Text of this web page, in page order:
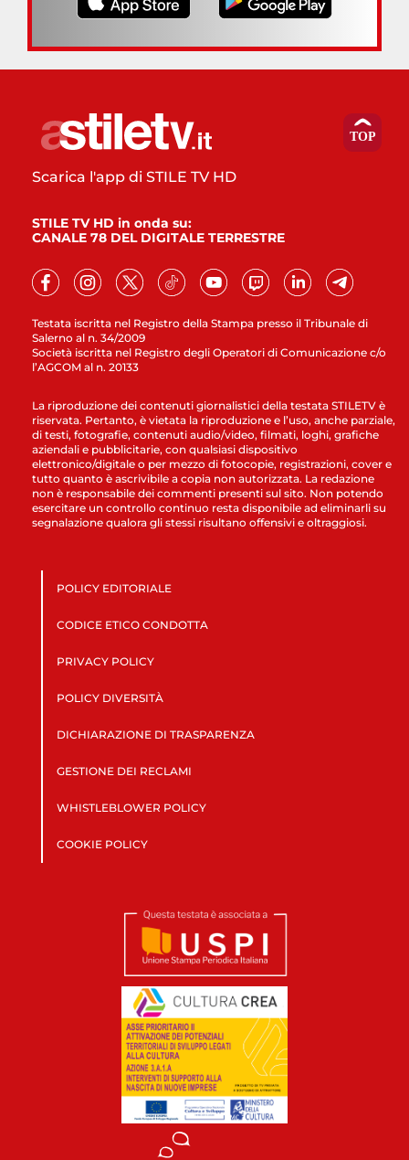
Testata iscritta nel Registro della Stampa presso il Tribunale di
Salerno al n. 34/2009
Società iscritta nel Registro degli Operatori di Comunicazione c/o
l’AGCOM al n. 20133
Scarica l'app di STILE TV HD
STILE TV HD in onda su:
CANALE 78 DEL DIGITALE TERRESTRE
La riproduzione dei contenuti giornalistici della testata STILETV è
riservata. Pertanto, è vietata la riproduzione e l’uso, anche parziale,
di testi, fotografie, contenuti audio/video, filmati, loghi, grafiche
aziendali e pubblicitarie, con qualsiasi dispositivo
elettronico/digitale o per mezzo di fotocopie, registrazioni, cover e
tutto quanto è ascrivibile a copia non autorizzata. La redazione
non è responsabile dei commenti presenti sul sito. Non potendo
esercitare un controllo continuo resta disponibile ad eliminarli su
segnalazione qualora gli stessi risultano offensivi e oltraggiosi.
POLICY EDITORIALE
CODICE ETICO CONDOTTA
PRIVACY POLICY
POLICY DIVERSITÀ
DICHIARAZIONE DI TRASPARENZA
GESTIONE DEI RECLAMI
WHISTLEBLOWER POLICY
COOKIE POLICY